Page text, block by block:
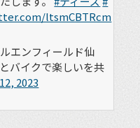
ltsmCBTRcm
エンフィールド仙
バイクで楽しいを共
2023